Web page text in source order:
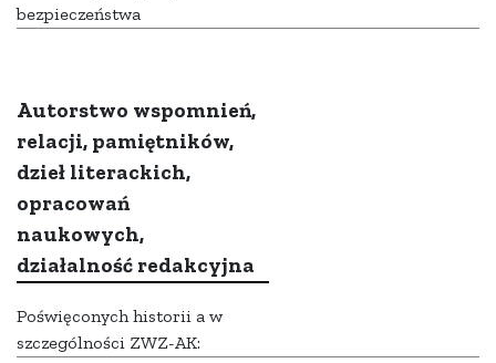
bezpieczeństwa
Autorstwo wspomnień,
relacji, pamiętników,
dzieł literackich,
opracowań
naukowych,
działalność redakcyjna
Poświęconych historii a w
szczególności ZWZ-AK: